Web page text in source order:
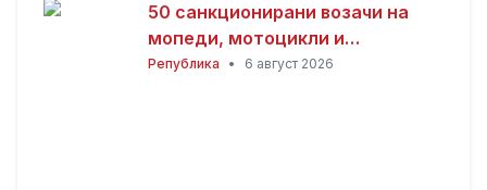
50 санкционирани возачи на
мопеди, мотоцикли и
тротинети во Тетово, едно лице
Република • 6 август 2026